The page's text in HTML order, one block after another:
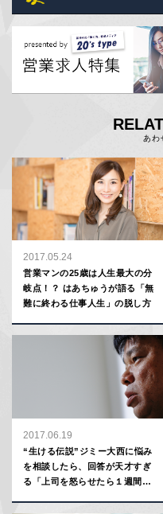
あわ
2017.05.24
営業マンの25歳は人生最大の分
岐点！？ はあちゅうが語る「無
難に終わる仕事人生」の脱し方
2017.06.19
“生ける伝説”ジミー大西に悩み
を相談したら、回答が天才すぎ
る「上司を怒らせたら１週間逃
パーティを開け」